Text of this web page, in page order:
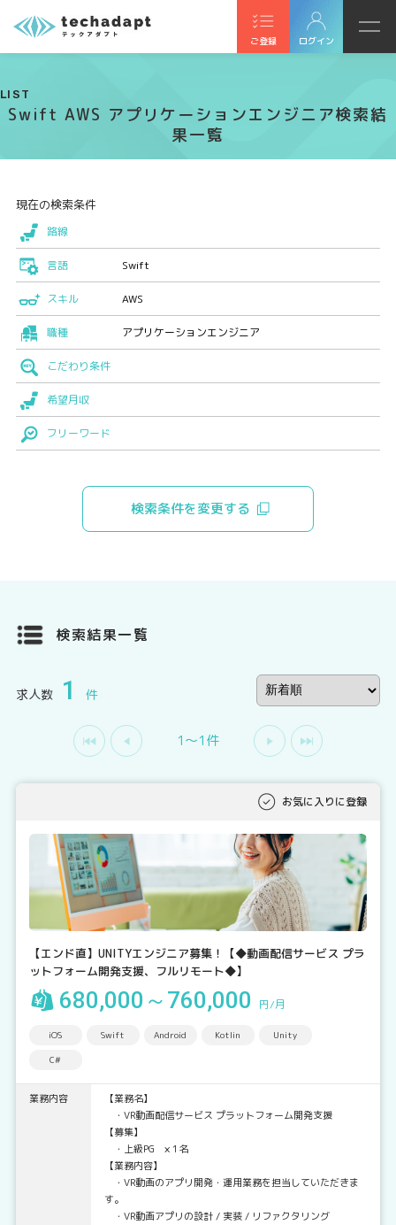
ご登録 ログイン
LIST
Swift AWS アプリケーションエンジニア検索結
果一覧
現在の検索条件
路線
言語 Swift
スキル AWS
職種 アプリケーションエンジニア
こだわり条件
希望月収
フリーワード
検索条件を変更する
検索結果一覧
求人数 1 件
1〜1件
お気に入りに登録
【エンド直】UNITYエンジニア募集！【◆動画配信サービス プラ
ットフォーム開発支援、フルリモート◆】
680,000～760,000 円/月
iOS Swift Android Kotlin
Unity
C#
業務内容
【業務名】
・VR動画配信サービス プラットフォーム開発支援
【募集】
・上級PG × 1名
【業務内容】
・VR動画のアプリ開発・運用業務を担当していただきま
す。
・VR動画アプリの設計 / 実装 / リファクタリング